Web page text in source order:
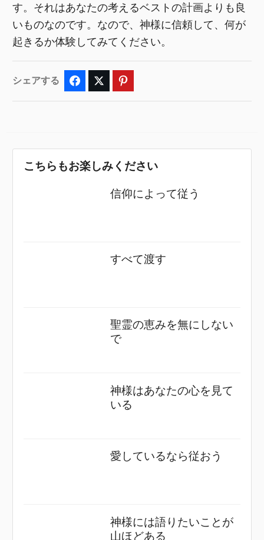
す。それはあなたの考えるベストの計画よりも良
いものなのです。なので、神様に信頼して、何が
起きるか体験してみてください。
シェアする Facebook Twitter
こちらもお楽しみください
信仰によって従う
すべて渡す
聖霊の恵みを無にしない
で
神様はあなたの心を見て
いる
愛しているなら従おう
神様には語りたいことが
山ほどある